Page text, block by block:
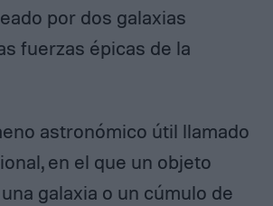
por dos galaxias
fuerzas épicas de la
astronómico útil llamado
en el que un objeto
galaxia o un cúmulo de